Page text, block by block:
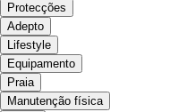
Protecções
Adepto
Lifestyle
Equipamento
Praia
Manutenção física